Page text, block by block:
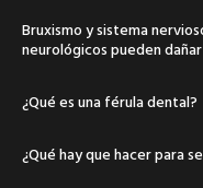
Bruxismo y sistema
neurológicos pueden
¿Qué es una férula dental?
¿Qué hay que hacer para